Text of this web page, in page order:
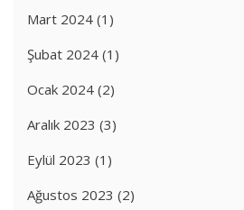
Mart 2024 (1)
Şubat 2024 (1)
Ocak 2024 (2)
Aralık 2023 (3)
Eylül 2023 (1)
Ağustos 2023 (2)